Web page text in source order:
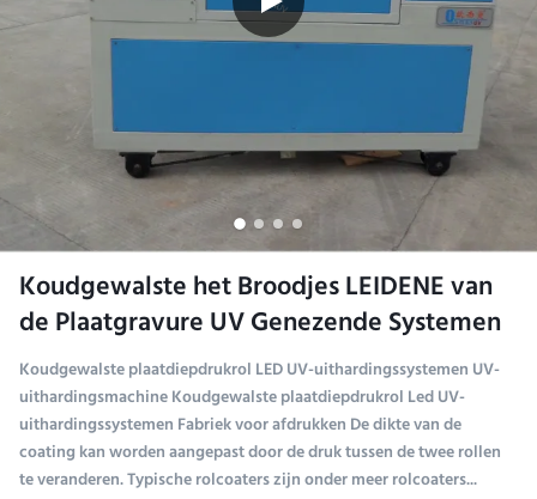
Koudgewalste het Broodjes LEIDENE van
de Plaatgravure UV Genezende Systemen
Koudgewalste plaatdiepdrukrol LED UV-uithardingssystemen UV-
uithardingsmachine Koudgewalste plaatdiepdrukrol Led UV-
uithardingssystemen Fabriek voor afdrukken De dikte van de
coating kan worden aangepast door de druk tussen de twee rollen
te veranderen. Typische rolcoaters zijn onder meer rolcoaters...